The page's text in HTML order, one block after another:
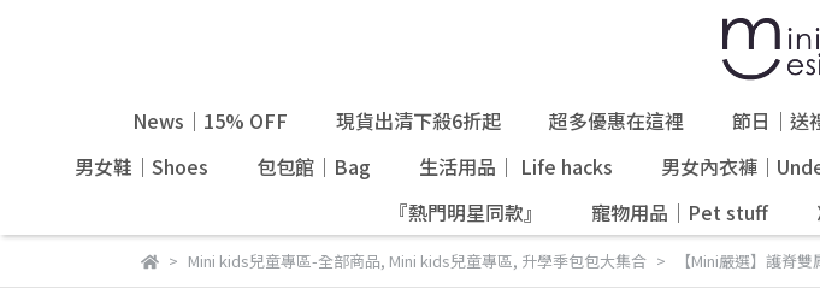
News｜15% OFF 現貨出清下殺6折起 超多優惠在這裡 節日｜送
男女鞋｜Shoes
包包館｜Bag 生活用品｜ Life hacks 男女內衣褲｜
『熱門明星同款』
寵物用品｜Pet stuff
Mini kids兒童專區-全部商品, Mini kids兒童專區, 升學季包包大集合 【Mini嚴選】護脊